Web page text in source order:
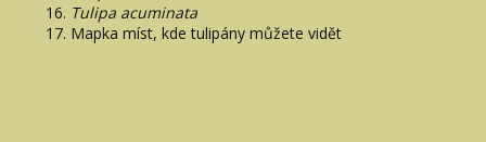
Tulipa acuminata
Mapka míst, kde tulipány můžete vidět